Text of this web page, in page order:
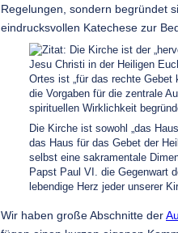
Regelungen, sondern begründet
eindrucksvollen Katechese zur
Die Kirche ist der
Jesu Christi in der Heiligen
Ortes ist „für das rechte Gebet
die Vorgaben für die zentrale
spirituellen Wirklichkeit
Die Kirche ist sowohl „das
das Haus für das Gebet der
selbst eine sakramentale
Papst Paul VI. die Gegenwart
lebendige Herz jeder unserer
Wir haben große Abschnitte der